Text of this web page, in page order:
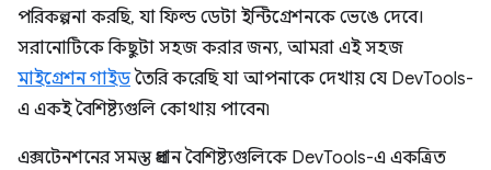
পরিকল্পনা করছি, যা ফিল্ড ডেটা ইন্টিগ্রেশনকে ভেঙে দেবে।
সরানোটিকে কিছুটা সহজ করার জন্য, আমরা এই সহজ
মাইগ্রেশন গাইডতৈরি করেছি যা আপনাকে দেখায় যে DevTools-
এ একই বৈশিষ্ট্যগুলি কোথায় পাবেন৷
এক্সটেনশনের সমস্ত প্রধান বৈশিষ্ট্যগুলিকে DevTools-এ একত্রিত